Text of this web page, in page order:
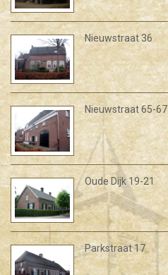
Nieuwstraat 36
Nieuwstraat 65-67
Oude Dijk 19-21
Parkstraat 17